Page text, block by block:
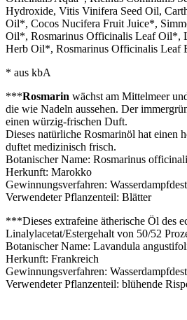
Hydroxide, Vitis Vinifera Seed Oil,
Oil*, Cocos Nucifera Fruit Juice*,
Oil*, Rosmarinus Officinalis Leaf Oil*,
Herb Oil*, Rosmarinus Officinalis Leaf
* aus kbA
***Rosmarin wächst am Mittelmeer
die wie Nadeln aussehen. Der
einen würzig-frischen Duft.
Dieses natürliche Rosmarinöl hat einen
duftet medizinisch frisch.
Botanischer Name: Rosmarinus
Herkunft: Marokko
Gewinnungsverfahren:
Verwendeter Pflanzenteil: Blätter
***Dieses extrafeine ätherische Öl des
Linalylacetat/Estergehalt von 50/52
Botanischer Name: Lavandula
Herkunft: Frankreich
Gewinnungsverfahren:
Verwendeter Pflanzenteil: blühende